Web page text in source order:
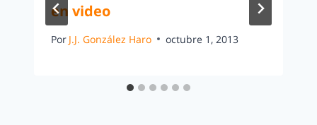
en video
Por J.J. González Haro octubre 1, 2013